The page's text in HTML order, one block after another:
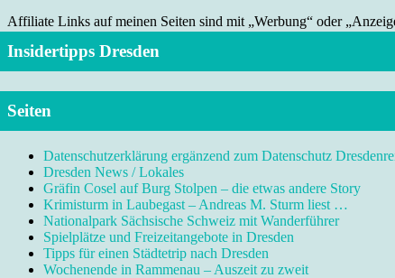
Affiliate Links auf meinen Seiten sind mit „Werbung“ oder
Insidertipps Dresden
Seiten
Datenschutzerklärung ergänzend zum Datenschutz
Dresden News / Lokales
Gräfin Cosel auf Burg Stolpen – die etwas andere Story
Krimisturm in Laubegast – Andreas M. Sturm liest …
Nationalpark Sächsische Schweiz mit Wanderführer
Spielplätze und Freizeitangebote in Dresden
Tipps für einen Städtetrip nach Dresden
Wochenende in Rammenau – Auszeit zu zweit